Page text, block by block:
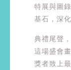
特展與圖
基石，深
典禮尾聲
這場盛會
獎者致上